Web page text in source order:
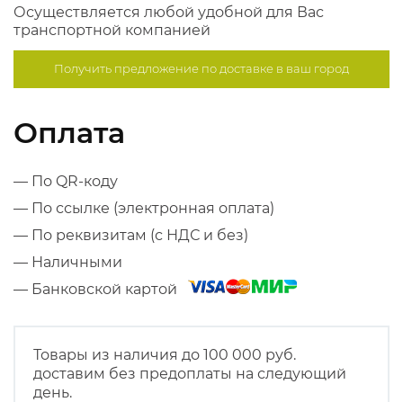
Осуществляется любой удобной для Вас
транспортной компанией
Получить предложение подоставке в ваш город
Оплата
— По QR-коду
— По ссылке (электронная оплата)
— По реквизитам (с НДС и без)
— Наличными
— Банковской картой
Товары из наличия до 100 000 руб.
доставим без предоплаты на следующий
день.